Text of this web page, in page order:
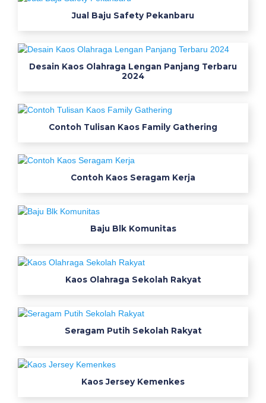
Jual Baju Safety Pekanbaru
Desain Kaos Olahraga Lengan Panjang Terbaru
2024
Contoh Tulisan Kaos Family Gathering
Contoh Kaos Seragam Kerja
Baju Blk Komunitas
Kaos Olahraga Sekolah Rakyat
Seragam Putih Sekolah Rakyat
Kaos Jersey Kemenkes